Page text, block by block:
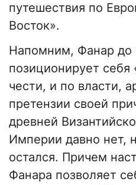
путешествия по
Восток».
Напомним, Фанар до
позиционирует
чести, и по власти,
претензии своей
древней
Империи давно нет,
остался. Причем
Фанара позволяет